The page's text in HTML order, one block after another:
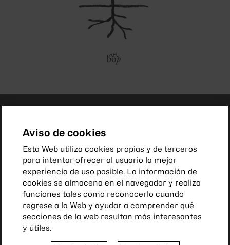
Aviso de cookies
Esta Web utiliza cookies propias y de terceros
para intentar ofrecer al usuario la mejor
experiencia de uso posible. La información de
cookies se almacena en el navegador y realiza
funciones tales como reconocerlo cuando
regrese a la Web y ayudar a comprender qué
secciones de la web resultan más interesantes
y útiles.